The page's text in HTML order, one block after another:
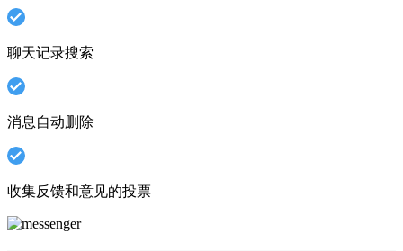
聊天记录搜索
消息自动删除
收集反馈和意见的投票